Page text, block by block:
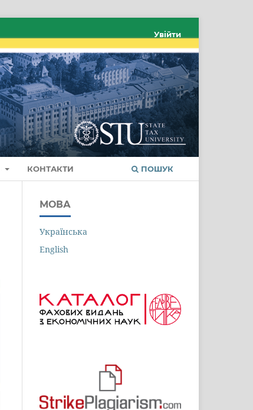
КОНТАКТИ ПОШУК
Увійти
МОВА
Українська
English